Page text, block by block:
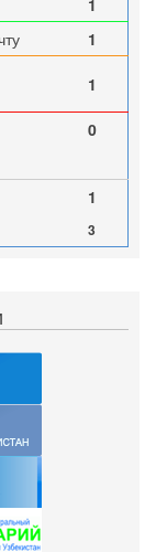
1
1
1
0
1
3